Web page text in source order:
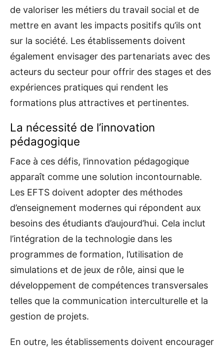
de valoriser les métiers du travail social et de
mettre en avant les impacts positifs qu’ils ont
sur la société. Les établissements doivent
également envisager des partenariats avec des
acteurs du secteur pour offrir des stages et des
expériences pratiques qui rendent les
formations plus attractives et pertinentes.
La nécessité de l’innovation
pédagogique
Face à ces défis, l’innovation pédagogique
apparaît comme une solution incontournable.
Les EFTS doivent adopter des méthodes
d’enseignement modernes qui répondent aux
besoins des étudiants d’aujourd’hui. Cela inclut
l’intégration de la technologie dans les
programmes de formation, l’utilisation de
simulations et de jeux de rôle, ainsi que le
développement de compétences transversales
telles que la communication interculturelle et la
gestion de projets.
En outre, les établissements doivent encourager